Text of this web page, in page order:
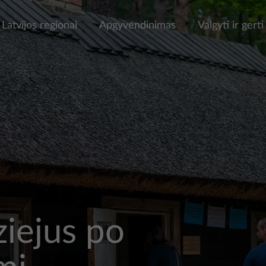
Latvijos regionai Apgyvendinimas Valgyti ir gerti
po